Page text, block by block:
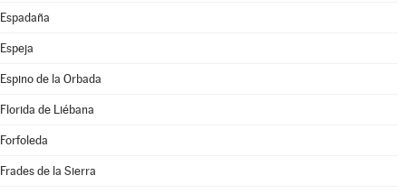
Espadaña
Espeja
Espino de la Orbada
Florida de Liébana
Forfoleda
Frades de la Sierra